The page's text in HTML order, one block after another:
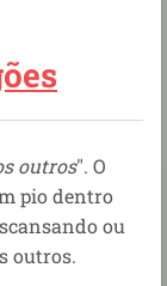
outros". O
pio dentro
ou
outros.